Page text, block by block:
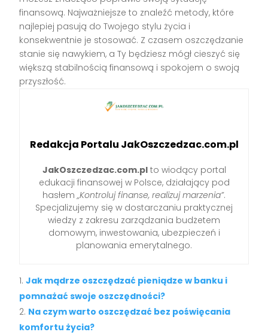
finansową. Najważniejsze to znaleźć metody, które
najlepiej pasują do Twojego stylu życia i
konsekwentnie je stosować. Z czasem oszczędzanie
stanie się nawykiem, a Ty będziesz mógł cieszyć się
większą stabilnością finansową i spokojem o swoją
przyszłość.
Redakcja Portalu JakOszczedzac.com.pl
JakOszczedzac.com.plto wiodący portal
edukacji finansowej w Polsce, działający pod
hasłem „Kontroluj finanse, realizuj marzenia”.
Specjalizujemy się w dostarczaniu praktycznej
wiedzy z zakresu zarządzania budżetem
domowym, inwestowania, ubezpieczeń i
planowania emerytalnego.
Jak mądrze oszczędzać pieniądze w banku i
pomnażać swoje oszczędności?
Na czym warto oszczędzać bez poświęcania
komfortu życia?